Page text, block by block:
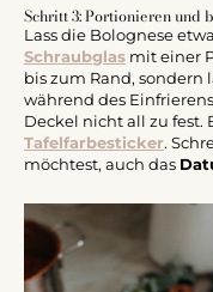
Schritt 3: Portionieren und
Lass die Bolognese
Schraubglas mit einer
bis zum Rand, sondern
während des
Deckel nicht all zu fest.
Tafelfarbesticker.
möchtest, auch das